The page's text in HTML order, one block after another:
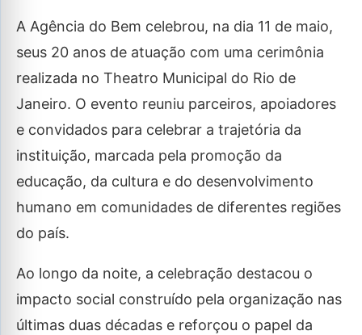
A Agência do Bem celebrou, na dia 11 de maio,
seus 20 anos de atuação com uma cerimônia
realizada no Theatro Municipal do Rio de
Janeiro. O evento reuniu parceiros, apoiadores
e convidados para celebrar a trajetória da
instituição, marcada pela promoção da
educação, da cultura e do desenvolvimento
humano em comunidades de diferentes regiões
do país.
Ao longo da noite, a celebração destacou o
impacto social construído pela organização nas
últimas duas décadas e reforçou o papel da